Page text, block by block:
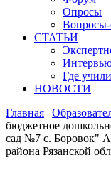
Опросы
Вопросы-
СТАТЬИ
Где
НОВОСТИ
Главная |
бюджетное
сад №7 с. Боровок"
района Рязанской